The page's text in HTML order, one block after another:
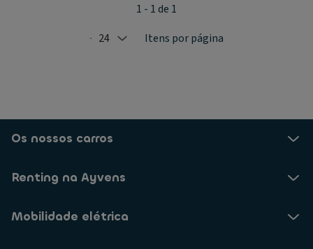
Selected: 24
24 Itens por página
1 - 1 de 1
Os nossos carros
Renting na Ayvens
Mobilidade elétrica